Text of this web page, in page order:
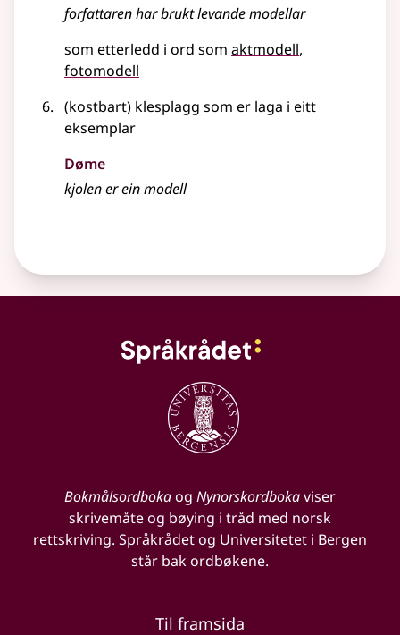
forfattaren har brukt levande modellar
som etterledd i ord som aktmodell
fotomodell
(kostbart) klesplagg som er laga i eitt
eksemplar
Døme
kjolen er ein modell
Bokmålsordbokaog Nynorskordbokaviser
skrivemåte og bøying i tråd med norsk
rettskriving. Språkrådet og Universitetet i Bergen
står bak ordbøkene.
Til framsida